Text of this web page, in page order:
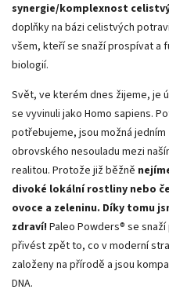
synergie/komplexnost
doplňky na bázi celistvých
všem, kteří se snaží prospívat a
biologií.
Svět, ve kterém dnes žijeme, je
se vyvinuli jako Homo sapiens.
potřebujeme, jsou možná
obrovského nesouladu mezi
realitou. Protože již běžně
divoké lokální rostliny nebo
ovoce a zeleninu. Díky tomu
zdraví! Paleo Powders® se
přivést zpět to, co v moderní
založeny na přírodě a jsou
DNA.